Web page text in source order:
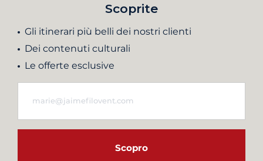
Scoprite
Gli itinerari più belli dei nostri clienti
Dei contenuti culturali
Le offerte esclusive
Scopro